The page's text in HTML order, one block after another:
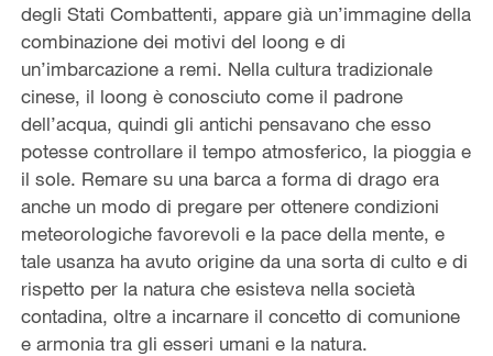
degli Stati Combattenti, appare già un’immagine della
combinazione dei motivi del loong e di
un’imbarcazione a remi. Nella cultura tradizionale
cinese, il loong è conosciuto come il padrone
dell’acqua, quindi gli antichi pensavano che esso
potesse controllare il tempo atmosferico, la pioggia e
il sole. Remare su una barca a forma di drago era
anche un modo di pregare per ottenere condizioni
meteorologiche favorevoli e la pace della mente, e
tale usanza ha avuto origine da una sorta di culto e di
rispetto per la natura che esisteva nella società
contadina, oltre a incarnare il concetto di comunione
e armonia tra gli esseri umani e la natura.